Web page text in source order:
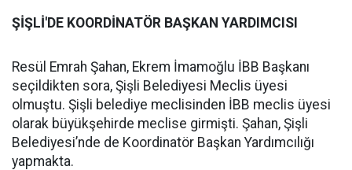
ŞİŞLİ'DE KOORDİNATÖR BAŞKAN YARDIMCISI
Resül Emrah Şahan, Ekrem İmamoğlu İBB Başkanı
seçildikten sora, Şişli Belediyesi Meclis üyesi
olmuştu. Şişli belediye meclisinden İBB meclis üyesi
olarak büyükşehirde meclise girmişti. Şahan, Şişli
Belediyesi’nde de Koordinatör Başkan Yardımcılığı
yapmakta.